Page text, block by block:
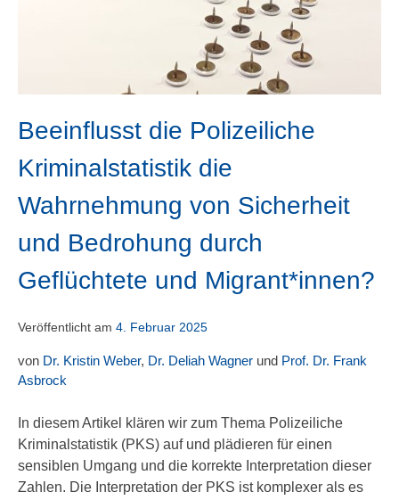
Beeinflusst die Polizeiliche
Kriminalstatistik die
Wahrnehmung von Sicherheit
und Bedrohung durch
Geflüchtete und Migrant*innen?
Veröffentlicht am 4. Februar 2025
von Dr. Kristin Weber, Dr. Deliah Wagner und Prof. Dr. Frank
Asbrock
In diesem Artikel klären wir zum Thema Polizeiliche
Kriminalstatistik (PKS) auf und plädieren für einen
sensiblen Umgang und die korrekte Interpretation dieser
Zahlen. Die Interpretation der PKS ist komplexer als es